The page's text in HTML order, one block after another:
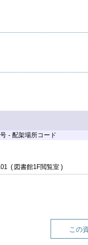
- 配架場所コード
図書館1F閲覧室
この